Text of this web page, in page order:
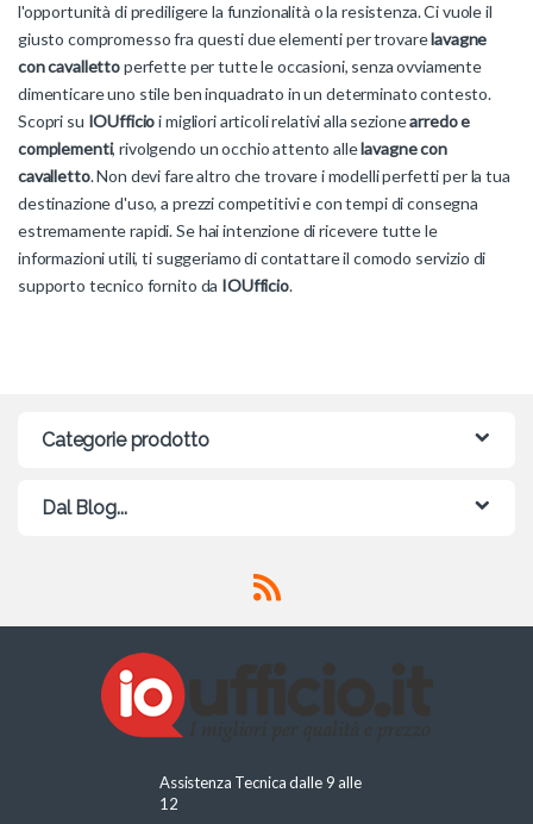
l'opportunità di prediligere la funzionalità o la resistenza. Ci vuole il
giusto compromesso fra questi due elementi per trovarelavagne
con cavallettoperfette per tutte le occasioni, senza ovviamente
dimenticare uno stile ben inquadrato in un determinato contesto.
Scopri su IOUfficioi migliori articoli relativi alla sezionearredo e
complementi, rivolgendo un occhio attento allelavagne con
cavalletto. Non devi fare altro che trovare i modelli perfetti per la tua
destinazione d'uso, a prezzi competitivi e con tempi di consegna
estremamente rapidi. Se hai intenzione di ricevere tutte le
informazioni utili, ti suggeriamo di contattare il comodo servizio di
supporto tecnico fornito da IOUfficio.
Categorie prodotto
Dal Blog...
Assistenza Tecnica dalle 9 alle
12